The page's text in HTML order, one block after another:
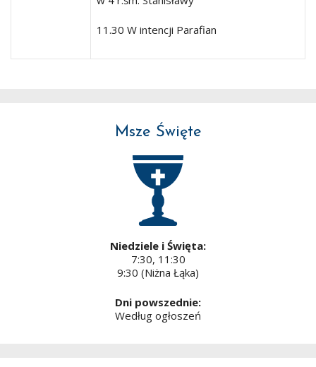
11.30 W intencji Parafian
Msze Święte
Niedziele i Święta:
7:30, 11:30
9:30 (Niżna Łąka)
Dni powszednie:
Według ogłoszeń